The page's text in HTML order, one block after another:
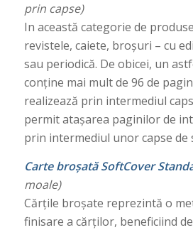
prin capse)
In această categorie de
revistele, caiete, broșuri – cu
sau periodică. De obicei, un
conține mai mult de 96 de
realizează prin intermediul
permit atașarea paginilor de
prin intermediul unor capse de
Carte broșată SoftCover
moale)
Cărțile broșate reprezintă o
finisare a cărților, beneficiind